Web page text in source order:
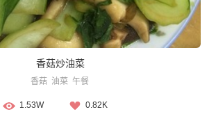
香菇炒油菜
香菇 油菜 午餐
1.53W 0.82K